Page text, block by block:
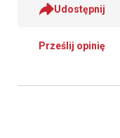
Udostępnij
Prześlij opinię